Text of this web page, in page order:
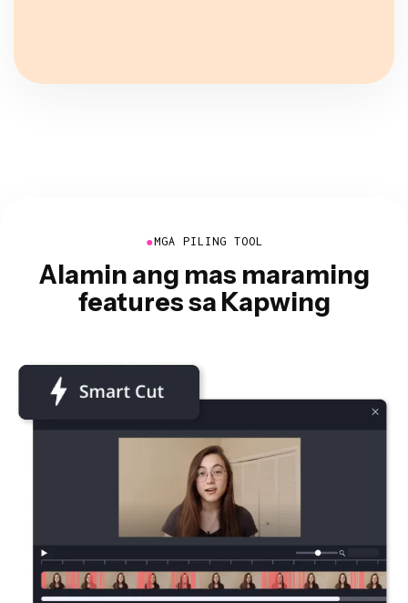
●MGA PILING TOOL
Alamin ang mas maraming
features sa Kapwing